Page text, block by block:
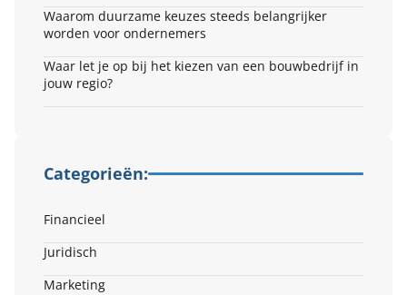
Waarom duurzame keuzes steeds belangrijker
worden voor ondernemers
Waar let je op bij het kiezen van een bouwbedrijf in
jouw regio?
Categorieën:
Financieel
Juridisch
Marketing